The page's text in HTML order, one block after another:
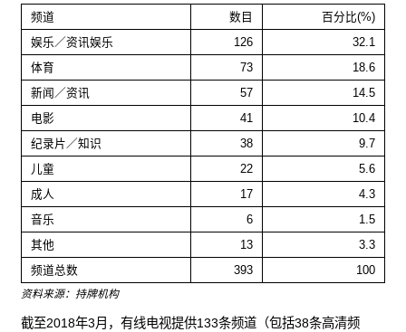
频道 数目
百分比(%)
娱乐／资讯娱乐
126
32.1
体育
73
18.6
新闻／资讯
57
14.5
电影
41
10.4
纪录片／知识
38
9.7
儿童
22
5.6
成人
17
4.3
音乐
6
1.5
其他
13
3.3
频道总数
393 100
资料来源：持牌机构
截至2018年3月，有线电视提供133条频道（包括38条高清频